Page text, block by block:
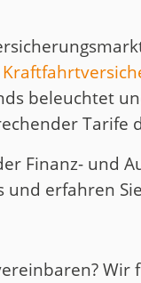
beleuchtet
Tarife
Finanz- und
und erfahren
Wir